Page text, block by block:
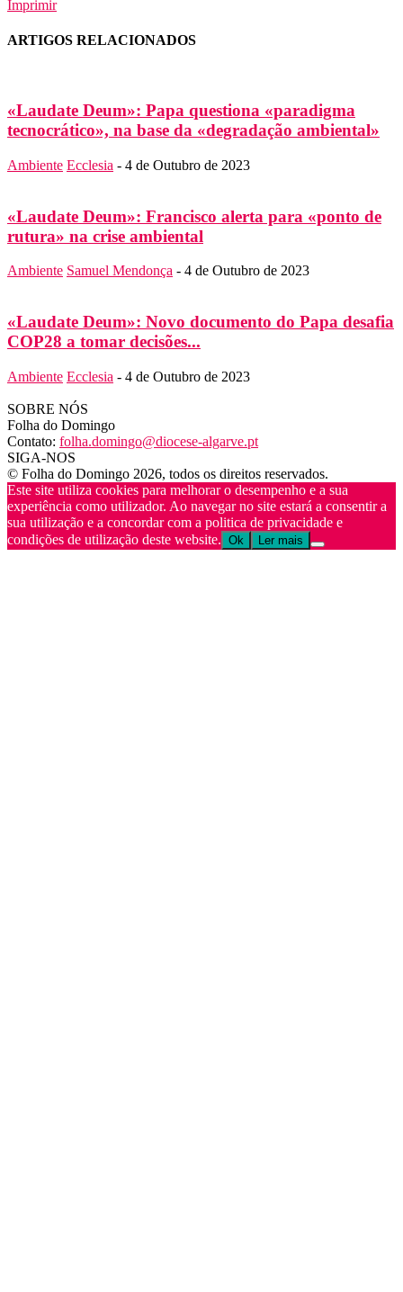
Imprimir
ARTIGOS RELACIONADOS
«Laudate Deum»: Papa questiona «paradigma
tecnocrático», na base da «degradação ambiental»
Ambiente Ecclesia - 4 de Outubro de 2023
«Laudate Deum»: Francisco alerta para «ponto de
rutura» na crise ambiental
Ambiente Samuel Mendonça - 4 de Outubro de 2023
«Laudate Deum»: Novo documento do Papa desafia
COP28 a tomar decisões...
Ambiente Ecclesia - 4 de Outubro de 2023
SOBRE NÓS
Folha do Domingo
Contato: folha.domingo@diocese-algarve.pt
SIGA-NOS
© Folha do Domingo 2026, todos os direitos reservados.
Este site utiliza cookies para melhorar o desempenho e a sua
experiência como utilizador. Ao navegar no site estará a consentir a
sua utilização e a concordar com a politica de privacidade e
condições de utilização deste website. Ok Ler mais